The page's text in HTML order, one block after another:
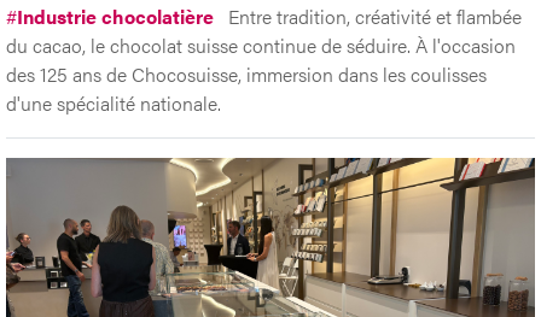
#Industrie chocolatière Entre tradition, créativité et flambée
du cacao, le chocolat suisse continue de séduire. À l'occasion
des 125 ans de Chocosuisse, immersion dans les coulisses
d'une spécialité nationale.